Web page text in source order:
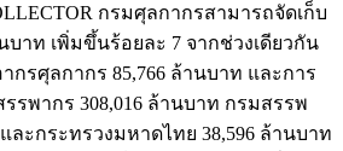
กรมศุลกากรสามารถจัดเก็บ
บาท เพิ่มขึ้นร้อยละ 7 จากช่วงเดียวกัน
กรศุลกากร 85,766 ล้านบาท และการ
รพากร 308,016 ล้านบาท กรมสรรพ
ละกระทรวงมหาดไทย 38,596 ล้านบาท